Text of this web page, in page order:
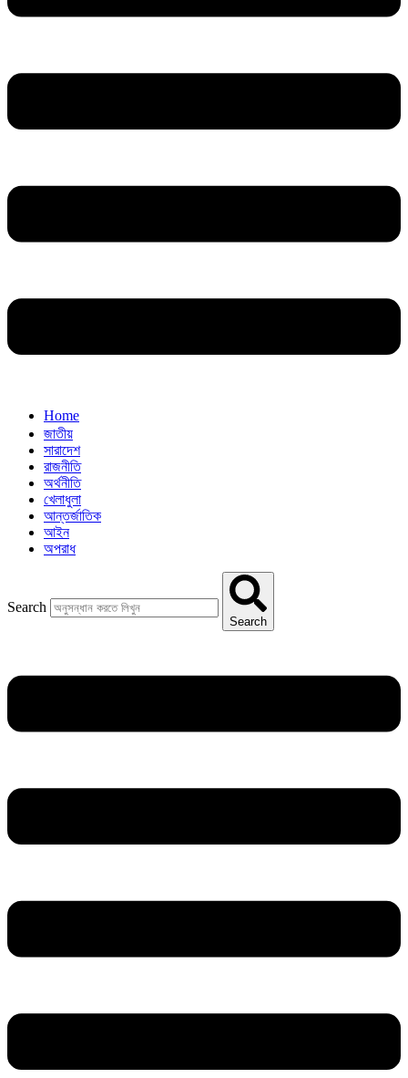
Home
জাতীয়
সারাদেশ
রাজনীতি
অর্থনীতি
খেলাধুলা
আন্তর্জাতিক
আইন
অপরাধ
Search
Search